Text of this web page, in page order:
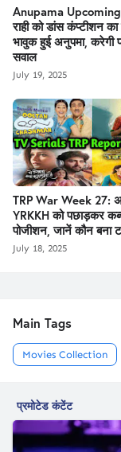
Anupama
राही को डांस कंप्टीशन
भावुक हुई अनुपमा, करेगी
सवाल
July 19, 2025
TRP War Week 27:
YRKKH को पछाड़कर
पोजीशन, जानें कौन बना
July 18, 2025
Main Tags
Movies Collection